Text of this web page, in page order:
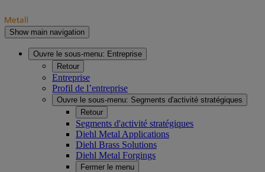
Show main navigation
Ouvre le sous-menu: Entreprise
Retour
Entreprise
Profil de l’entreprise
Ouvre le sous-menu: Segments d'activité stratégiques
Retour
Segments d'activité stratégiques
Diehl Metal Applications
Diehl Brass Solutions
Diehl Metal Forgings
Fermer le menu